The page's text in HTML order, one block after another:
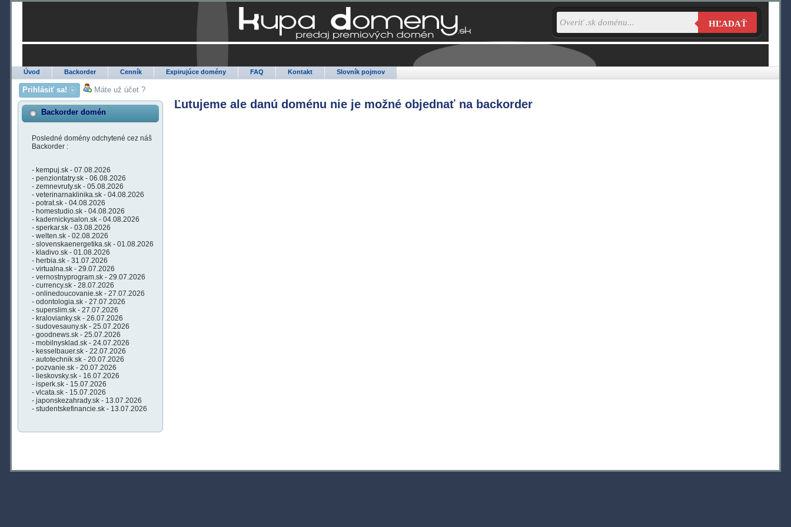
Úvod Backorder Cenník Expirujúce domény FAQ Kontakt Slovník pojmov
HĽADAŤ
Prihlásiť sa! Máte už účet ?
Backorder domén
Posledné domény odchytené cez náš
Backorder :
- kempuj.sk - 07.08.2026
- penziontatry.sk - 06.08.2026
- zemnevruty.sk - 05.08.2026
- veterinarnaklinika.sk - 04.08.2026
- potrat.sk - 04.08.2026
- homestudio.sk - 04.08.2026
- kadernickysalon.sk - 04.08.2026
- sperkar.sk - 03.08.2026
- welten.sk - 02.08.2026
- slovenskaenergetika.sk - 01.08.2026
- kladivo.sk - 01.08.2026
- herbia.sk - 31.07.2026
- virtualna.sk - 29.07.2026
- vernostnyprogram.sk - 29.07.2026
- currency.sk - 28.07.2026
- onlinedoucovanie.sk - 27.07.2026
- odontologia.sk - 27.07.2026
- superslim.sk - 27.07.2026
- kralovianky.sk - 26.07.2026
- sudovesauny.sk - 25.07.2026
- goodnews.sk - 25.07.2026
- mobilnysklad.sk - 24.07.2026
- kesselbauer.sk - 22.07.2026
- autotechnik.sk - 20.07.2026
- pozvanie.sk - 20.07.2026
- lieskovsky.sk - 16.07.2026
- isperk.sk - 15.07.2026
- vlcata.sk - 15.07.2026
- japonskezahrady.sk - 13.07.2026
- studentskefinancie.sk - 13.07.2026
Ľutujeme ale danú doménu nie je možné objednať na backorder